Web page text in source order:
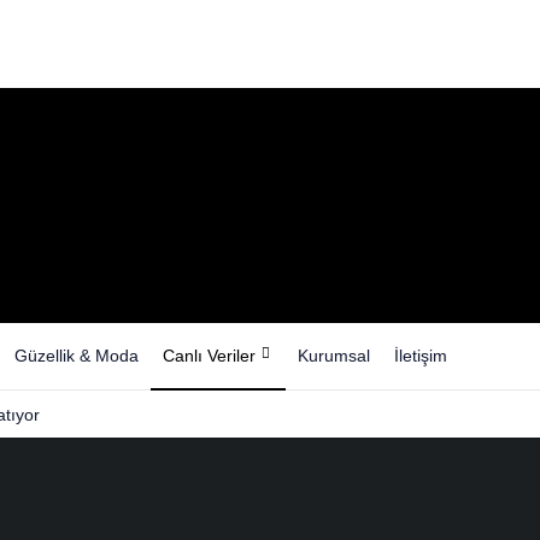
Güzellik & Moda Canlı Veriler Kurumsal İletişim